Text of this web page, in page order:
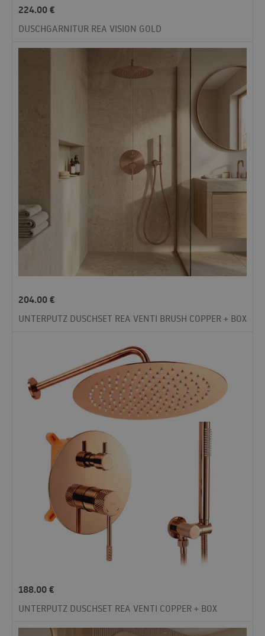
224.00€
DUSCHGARNITUR REA VISION GOLD
204.00€
UNTERPUTZ DUSCHSET REA VENTI BRUSH COPPER + BOX
188.00€
UNTERPUTZ DUSCHSET REA VENTI COPPER + BOX